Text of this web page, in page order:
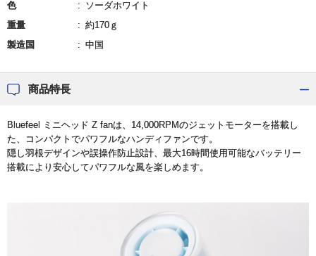
色
ソーダホワイト
重量
約170ｇ
製造国
中国
商品特長
Bluefeel ミニヘッド Z fanは、14,000RPMのジェットモーターを搭載し
た、コンパクトでパワフルなハンディファンです。
隠し羽根デザインや誤操作防止設計、最大16時間使用可能なバッテリー
搭載により安心してパワフルな風を楽しめます。